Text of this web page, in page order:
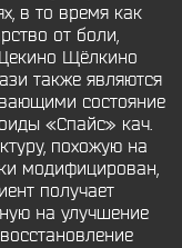
в то время как
от боли,
Щёлкино
также являются
состояние
«Спайс» кач.
похожую на
модифицирован,
получает
на улучшение